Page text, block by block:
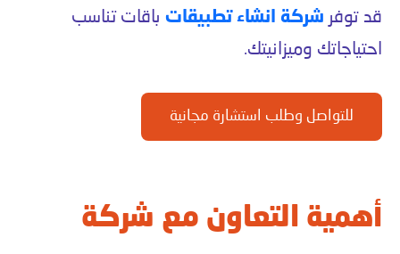
قد توفر شركة انشاء تطبيقات باقات تناسب
احتياجاتك وميزانيتك.
للتواصل وطلب استشارة مجانية
أهمية التعاون مع شركة